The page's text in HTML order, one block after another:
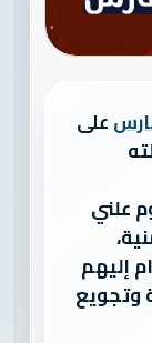
على
علني
إليهم
وتجويع